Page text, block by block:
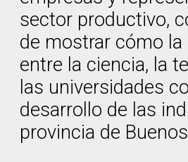
sector productivo,
de mostrar cómo
entre la ciencia, la
las universidades
desarrollo de las
provincia de